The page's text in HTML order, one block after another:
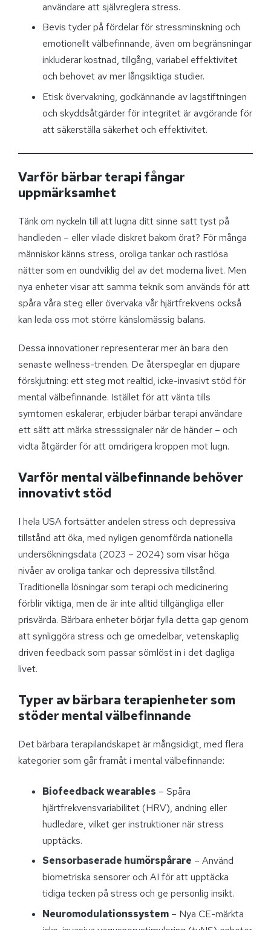
användare att självreglera stress.
Bevis tyder på fördelar för stressminskning och
emotionellt välbefinnande, även om begränsningar
inkluderar kostnad, tillgång, variabel effektivitet
och behovet av mer långsiktiga studier.
Etisk övervakning, godkännande av lagstiftningen
och skyddsåtgärder för integritet är avgörande för
att säkerställa säkerhet och effektivitet.
Varför bärbar terapi fångar
uppmärksamhet
Tänk om nyckeln till att lugna ditt sinne satt tyst på
handleden – eller vilade diskret bakom örat? För många
människor känns stress, oroliga tankar och rastlösa
nätter som en oundviklig del av det moderna livet. Men
nya enheter visar att samma teknik som används för att
spåra våra steg eller övervaka vår hjärtfrekvens också
kan leda oss mot större känslomässig balans.
Dessa innovationer representerar mer än bara den
senaste wellness-trenden. De återspeglar en djupare
förskjutning: ett steg mot realtid, icke-invasivt stöd för
mental välbefinnande. Istället för att vänta tills
symtomen eskalerar, erbjuder bärbar terapi användare
ett sätt att märka stresssignaler när de händer – och
vidta åtgärder för att omdirigera kroppen mot lugn.
Varför mental välbefinnande behöver
innovativt stöd
I hela USA fortsätter andelen stress och depressiva
tillstånd att öka, med nyligen genomförda nationella
undersökningsdata (2023 – 2024) som visar höga
nivåer av oroliga tankar och depressiva tillstånd.
Traditionella lösningar som terapi och medicinering
förblir viktiga, men de är inte alltid tillgängliga eller
prisvärda. Bärbara enheter börjar fylla detta gap genom
att synliggöra stress och ge omedelbar, vetenskaplig
driven feedback som passar sömlöst in i det dagliga
livet.
Typer av bärbara terapienheter som
stöder mental välbefinnande
Det bärbara terapilandskapet är mångsidigt, med flera
kategorier som går framåt i mental välbefinnande:
Biofeedback wearables – Spåra
hjärtfrekvensvariabilitet (HRV), andning eller
hudledare, vilket ger instruktioner när stress
upptäcks.
Sensorbaserade humörspårare – Använd
biometriska sensorer och AI för att upptäcka
tidiga tecken på stress och ge personlig insikt.
Neuromodulationssystem – Nya CE-märkta